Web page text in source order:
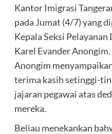
Kantor Imigrasi
pada Jumat (4/7) yang
Kepala Seksi
Karel Evander
Anongim
terima kasih setinggi-
jajaran pegawai atas
mereka.
Beliau menekankan